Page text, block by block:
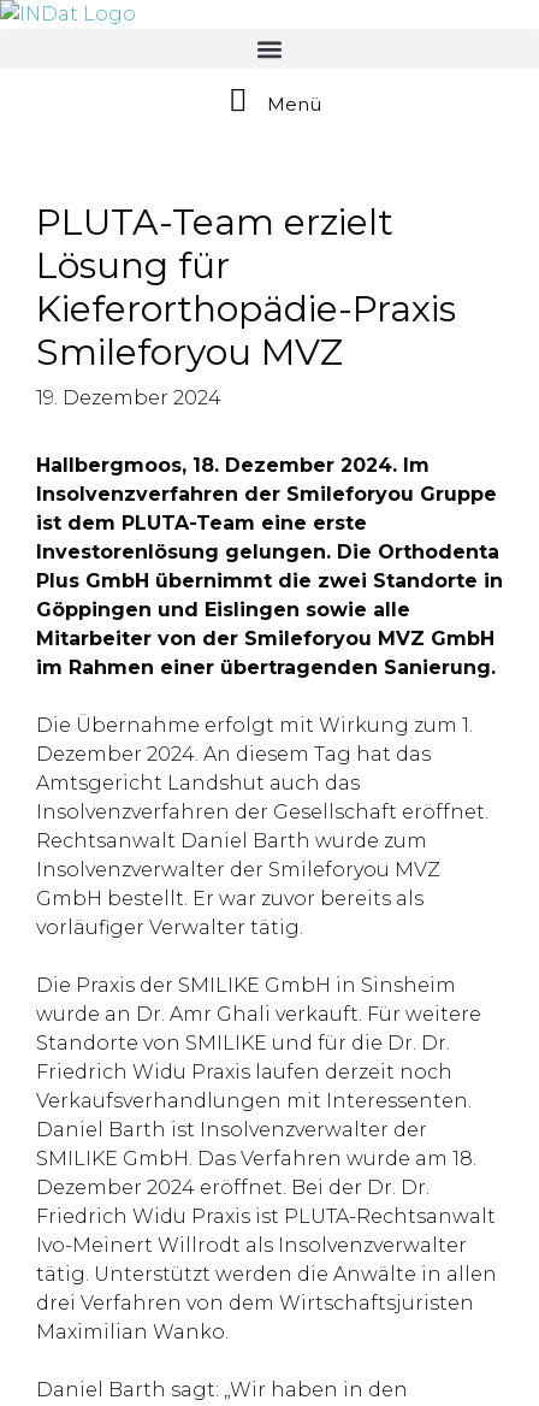
springen
Menü
PLUTA-Team erzielt
Lösung für
Kieferorthopädie-Praxis
Smileforyou MVZ
19. Dezember 2024
Hallbergmoos, 18. Dezember 2024. Im
Insolvenzverfahren der Smileforyou Gruppe
ist dem PLUTA-Team eine erste
Investorenlösung gelungen. Die Orthodenta
Plus GmbH übernimmt die zwei Standorte in
Göppingen und Eislingen sowie alle
Mitarbeiter von der Smileforyou MVZ GmbH
im Rahmen einer übertragenden Sanierung.
Die Übernahme erfolgt mit Wirkung zum 1.
Dezember 2024. An diesem Tag hat das
Amtsgericht Landshut auch das
Insolvenzverfahren der Gesellschaft eröffnet.
Rechtsanwalt Daniel Barth wurde zum
Insolvenzverwalter der Smileforyou MVZ
GmbH bestellt. Er war zuvor bereits als
vorläufiger Verwalter tätig.
Die Praxis der SMILIKE GmbH in Sinsheim
wurde an Dr. Amr Ghali verkauft. Für weitere
Standorte von SMILIKE und für die Dr. Dr.
Friedrich Widu Praxis laufen derzeit noch
Verkaufsverhandlungen mit Interessenten.
Daniel Barth ist Insolvenzverwalter der
SMILIKE GmbH. Das Verfahren wurde am 18.
Dezember 2024 eröffnet. Bei der Dr. Dr.
Friedrich Widu Praxis ist PLUTA-Rechtsanwalt
Ivo-Meinert Willrodt als Insolvenzverwalter
tätig. Unterstützt werden die Anwälte in allen
drei Verfahren von dem Wirtschaftsjuristen
Maximilian Wanko.
Daniel Barth sagt: „Wir haben in den